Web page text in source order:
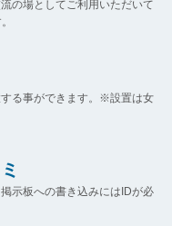
の場としてご利用いただいて
る事ができます。※設置は女
示板への書き込みにはIDが必